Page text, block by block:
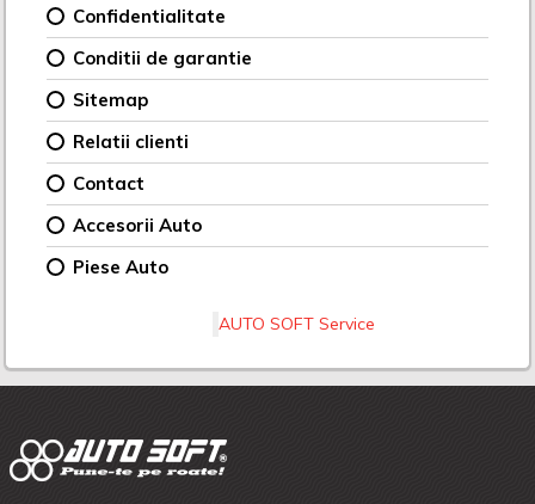
Confidentialitate
Conditii de garantie
Sitemap
Relatii clienti
Contact
Accesorii Auto
Piese Auto
AUTO SOFT Service